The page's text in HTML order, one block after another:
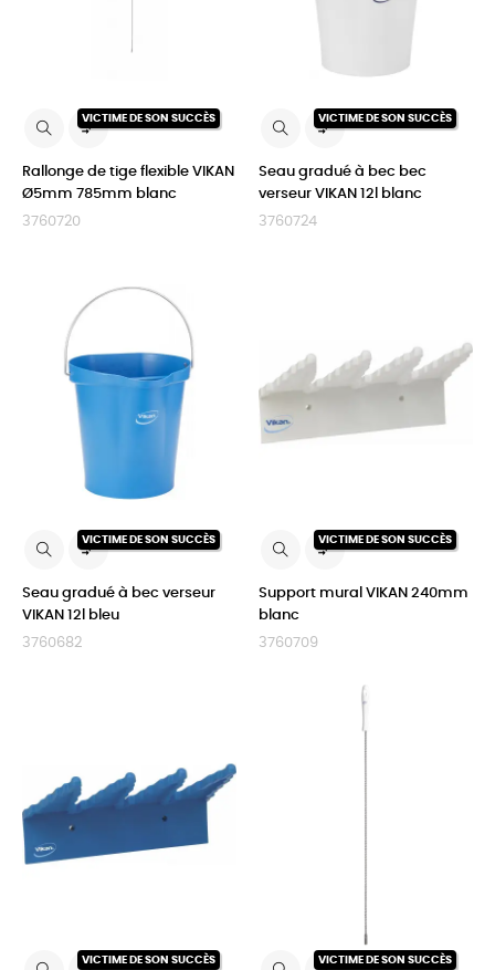
VICTIME DE SON SUCCÈS

Rallonge de tige flexible VIKAN
Ø5mm 785mm blanc
3760720
VICTIME DE SON SUCCÈS

Seau gradué à bec bec
verseur VIKAN 12l blanc
3760724
VICTIME DE SON SUCCÈS

Seau gradué à bec verseur
VIKAN 12l bleu
3760682
VICTIME DE SON SUCCÈS

Support mural VIKAN 240mm
blanc
3760709
VICTIME DE SON SUCCÈS VICTIME DE SON SUCCÈS